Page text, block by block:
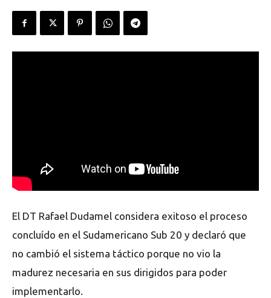
El DT Rafael Dudamel considera exitoso el proceso
concluído en el Sudamericano Sub 20 y declaró que
no cambió el sistema táctico porque no vio la
madurez necesaria en sus dirigidos para poder
implementarlo.